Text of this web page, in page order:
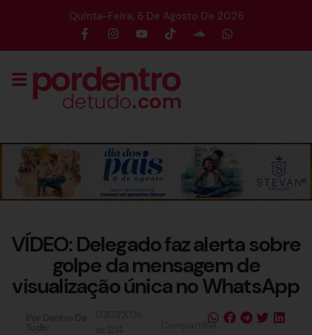
Quinta-Feira, 6 De Agosto De 2026
VÍDEO: Delegado faz alerta sobre
golpe da mensagem de
visualização única no WhatsApp
Compartilhe